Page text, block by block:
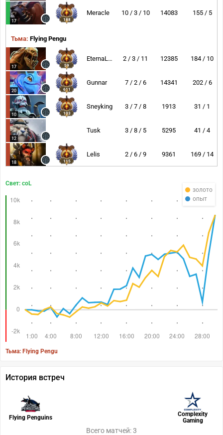
17 188
Meracle 10 / 3 / 10 14083 155 / 5
Тьма: Flying Pengu
17 59
EternaLEnVy 2 / 3 / 11 12385 184 / 10
20 611
Gunnar 7 / 2 / 6 14341 202 / 6
10 103
Sneyking 3 / 7 / 8 1913 31 / 1
12
Tusk 3 / 8 / 5 5295 41 / 4
18 115
Lelis 2 / 6 / 9 9361 169 / 14
золото
опыт
Свет: coL
Тьма: Flying Pengu
История встреч
Flying Penguins
Complexity
Gaming
Всего матчей: 3